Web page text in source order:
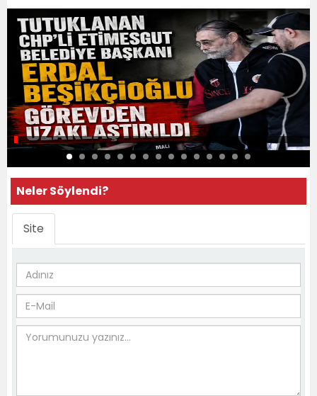
Neler Söylendi?
Site